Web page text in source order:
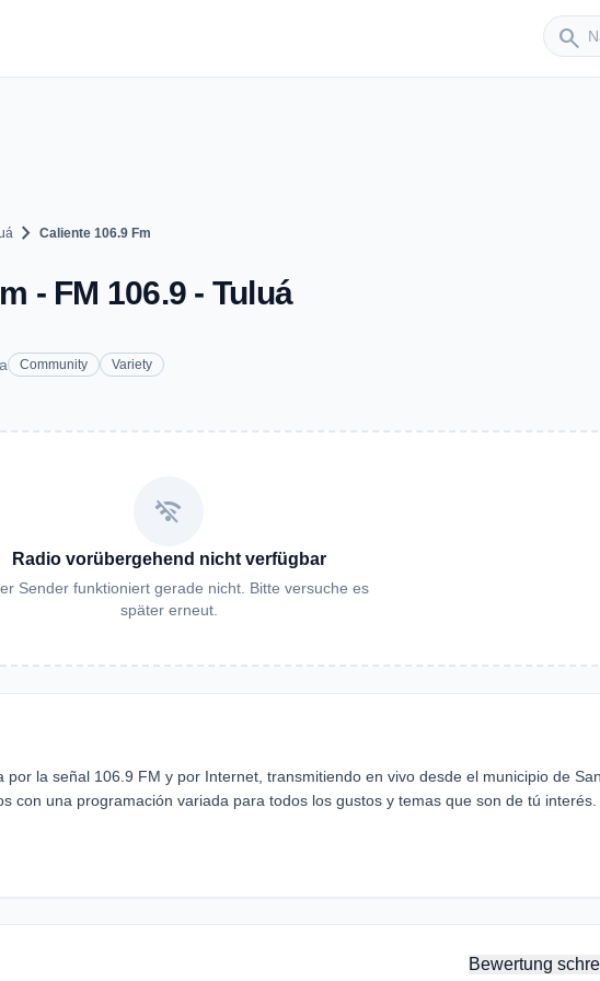
search
Sender
chevron_right Caliente 106.9 Fm
- FM 106.9 - Tuluá
Community Variety
wifi_off
Radio vorübergehend nicht verfügbar
Sender funktioniert gerade nicht. Bitte versuche es
später erneut.
la señal 106.9 FM y por Internet, transmitiendo en vivo desde el municipio de San
con una programación variada para todos los gustos y temas que son de tú interés.
Bewertung